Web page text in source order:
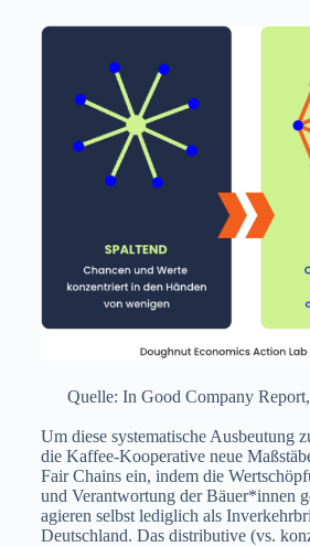
Quelle: In Good Company
Um diese systematische Ausbeutung
die Kaffee-Kooperative neue
Fair Chains ein, indem die
und Verantwortung der Bäuer*innen
agieren selbst lediglich als
Deutschland. Das distributive (vs.